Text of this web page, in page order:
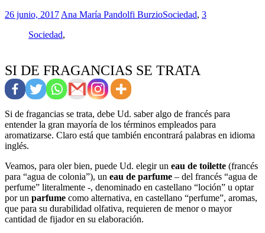
26 junio, 2017 Ana María Pandolfi BurzioSociedad, 3
Sociedad,
SI DE FRAGANCIAS SE TRATA
Si de fragancias se trata, debe Ud. saber algo de francés para
entender la gran mayoría de los términos empleados para
aromatizarse. Claro está que también encontrará palabras en idioma
inglés.
Veamos, para oler bien, puede Ud. elegir un eau de toilette (francés
para “agua de colonia”), un eau de parfume – del francés “agua de
perfume” literalmente -, denominado en castellano “loción” u optar
por un parfume como alternativa, en castellano “perfume”, aromas,
que para su durabilidad olfativa, requieren de menor o mayor
cantidad de fijador en su elaboración.